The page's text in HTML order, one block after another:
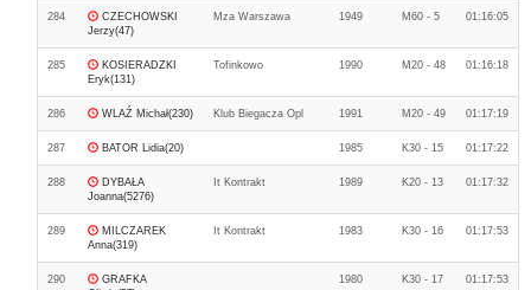
284
CZECHOWSKI
Jerzy(47)
Mza Warszawa 1949 M60 - 5 01:16:05
285
KOSIERADZKI
Eryk(131)
Tofinkowo 1990 M20 - 48 01:16:18
286 WLAŹ Michał(230) Klub Biegacza Opl 1991 M20 - 49 01:17:19
287 BATOR Lidia(20) 1985 K30 - 15 01:17:22
288
DYBAŁA
Joanna(5276)
It Kontrakt 1989 K20 - 13 01:17:32
289
MILCZAREK
Anna(319)
It Kontrakt 1983 K30 - 16 01:17:53
290
GRAFKA
1980 K30 - 17 01:17:53